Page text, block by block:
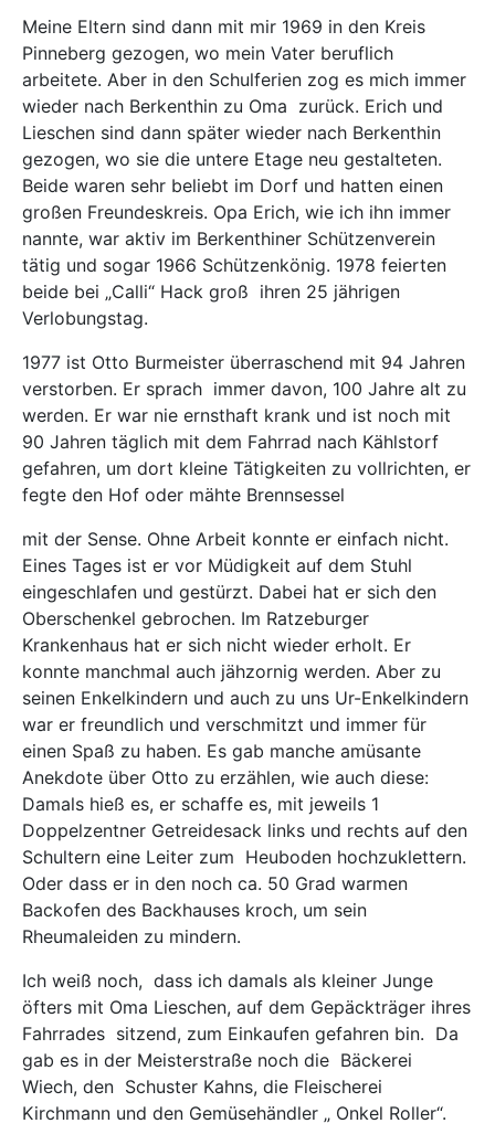
Meine Eltern sind dann mit mir 1969 in den Kreis
Pinneberg gezogen, wo mein Vater beruflich
arbeitete. Aber in den Schulferien zog es mich immer
wieder nach Berkenthin zu Oma zurück. Erich und
Lieschen sind dann später wieder nach Berkenthin
gezogen, wo sie die untere Etage neu gestalteten.
Beide waren sehr beliebt im Dorf und hatten einen
großen Freundeskreis. Opa Erich, wie ich ihn immer
nannte, war aktiv im Berkenthiner Schützenverein
tätig und sogar 1966 Schützenkönig. 1978 feierten
beide bei „Calli“ Hack groß ihren 25 jährigen
Verlobungstag.
1977 ist Otto Burmeister überraschend mit 94 Jahren
verstorben. Er sprach immer davon, 100 Jahre alt zu
werden. Er war nie ernsthaft krank und ist noch mit
90 Jahren täglich mit dem Fahrrad nach Kählstorf
gefahren, um dort kleine Tätigkeiten zu vollrichten, er
fegte den Hof oder mähte Brennsessel
mit der Sense. Ohne Arbeit konnte er einfach nicht.
Eines Tages ist er vor Müdigkeit auf dem Stuhl
eingeschlafen und gestürzt. Dabei hat er sich den
Oberschenkel gebrochen. Im Ratzeburger
Krankenhaus hat er sich nicht wieder erholt. Er
konnte manchmal auch jähzornig werden. Aber zu
seinen Enkelkindern und auch zu uns Ur-Enkelkindern
war er freundlich und verschmitzt und immer für
einen Spaß zu haben. Es gab manche amüsante
Anekdote über Otto zu erzählen, wie auch diese:
Damals hieß es, er schaffe es, mit jeweils 1
Doppelzentner Getreidesack links und rechts auf den
Schultern eine Leiter zum Heuboden hochzuklettern.
Oder dass er in den noch ca. 50 Grad warmen
Backofen des Backhauses kroch, um sein
Rheumaleiden zu mindern.
Ich weiß noch, dass ich damals als kleiner Junge
öfters mit Oma Lieschen, auf dem Gepäckträger ihres
Fahrrades sitzend, zum Einkaufen gefahren bin. Da
gab es in der Meisterstraße noch die Bäckerei
Wiech, den Schuster Kahns, die Fleischerei
Kirchmann und den Gemüsehändler „ Onkel Roller“.